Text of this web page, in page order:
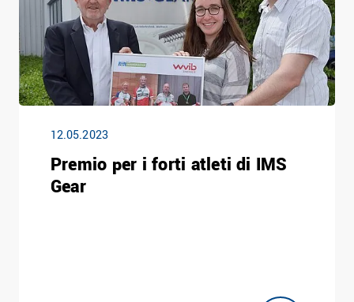
12.05.2023
Premio per i forti atleti di IMS
Gear